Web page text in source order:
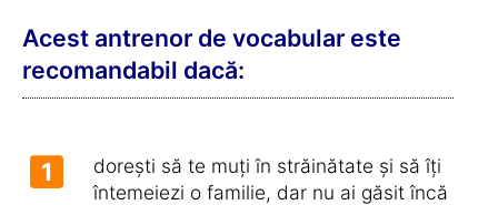
Acest antrenor de vocabular este
recomandabil dacă:
1
dorești să te muți în străinătate și să îți
întemeiezi o familie, dar nu ai găsit încă